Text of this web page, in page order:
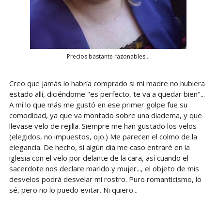
Precios bastante razonables...
Creo que jamás lo habría comprado si mi madre no hubiera
estado allí, diciéndome "es perfecto, te va a quedar bien"...
A mí lo que más me gustó en ese primer golpe fue su
comodidad, ya que va montado sobre una diadema, y que
llevase velo de rejilla. Siempre me han gustado los velos
(elegidos, no impuestos, ojo.) Me parecen el colmo de la
elegancia. De hecho, si algún día me caso entraré en la
iglesia con el velo por delante de la cara, así cuando el
sacerdote nos declare marido y mujer..., el objeto de mis
desvelos podrá desvelar mi rostro. Puro romanticismo, lo
sé, pero no lo puedo evitar. Ni quiero...